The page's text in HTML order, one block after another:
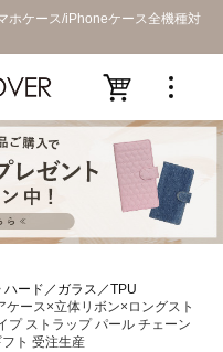
ホケース/iPhoneケース全機種対
ハード／ガラス／TPU
ース×立体リボン×ロングスト
プ ストラップ パール チェーン
ト 受注生産